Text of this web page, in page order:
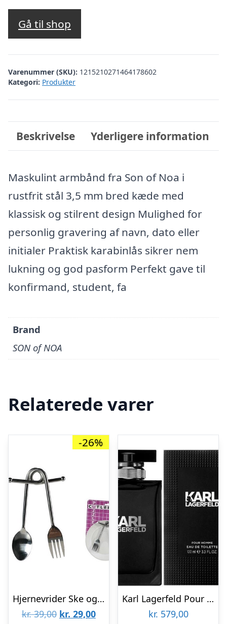
Gå til shop
Varenummer (SKU): 1215210271464178602
Kategori: Produkter
Beskrivelse Yderligere information
Maskulint armbånd fra Son of Noa i
rustfrit stål 3,5 mm bred kæde med
klassisk og stilrent design Mulighed for
personlig gravering af navn, dato eller
initialer Praktisk karabinlås sikrer nem
lukning og god pasform Perfekt gave til
konfirmand, student, fa
Brand
SON of NOA
Relaterede varer
-26%
Hjernevrider Ske og gaffel
kr.39,00 Den
kr. 29,00Den
Karl Lagerfeld Pour Homme Eau de Toilette Spray 100ml
kr. 579,00